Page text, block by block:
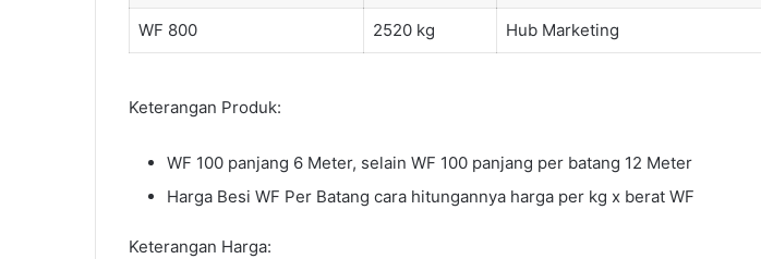
WF 800 2520 kg Hub Marketing
Keterangan Produk:
WF 100 panjang 6 Meter, selain WF 100 panjang per batang 12 Meter
Harga Besi WF Per Batang cara hitungannya harga per kg x berat WF
Keterangan Harga: